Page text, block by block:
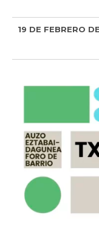
19 DE FEBRERO